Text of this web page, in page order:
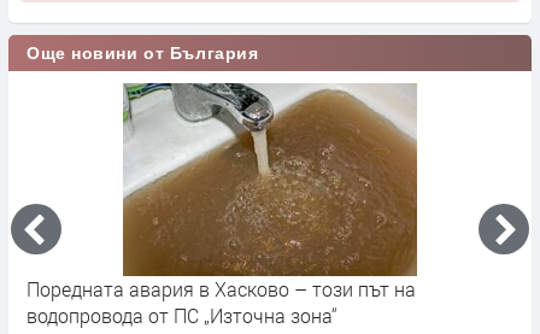
Още новини от България
Поредната авария в Хасково – този път на
водопровода от ПС „Източна зона“